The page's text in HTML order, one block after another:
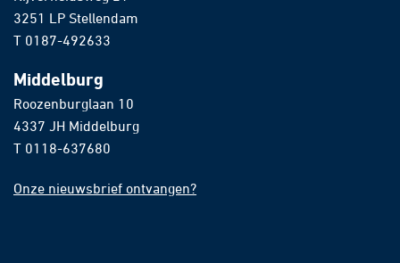
3251 LP Stellendam
T 0187-492633
Middelburg
Roozenburglaan 10
4337 JH Middelburg
T 0118-637680
Onze nieuwsbrief ontvangen?